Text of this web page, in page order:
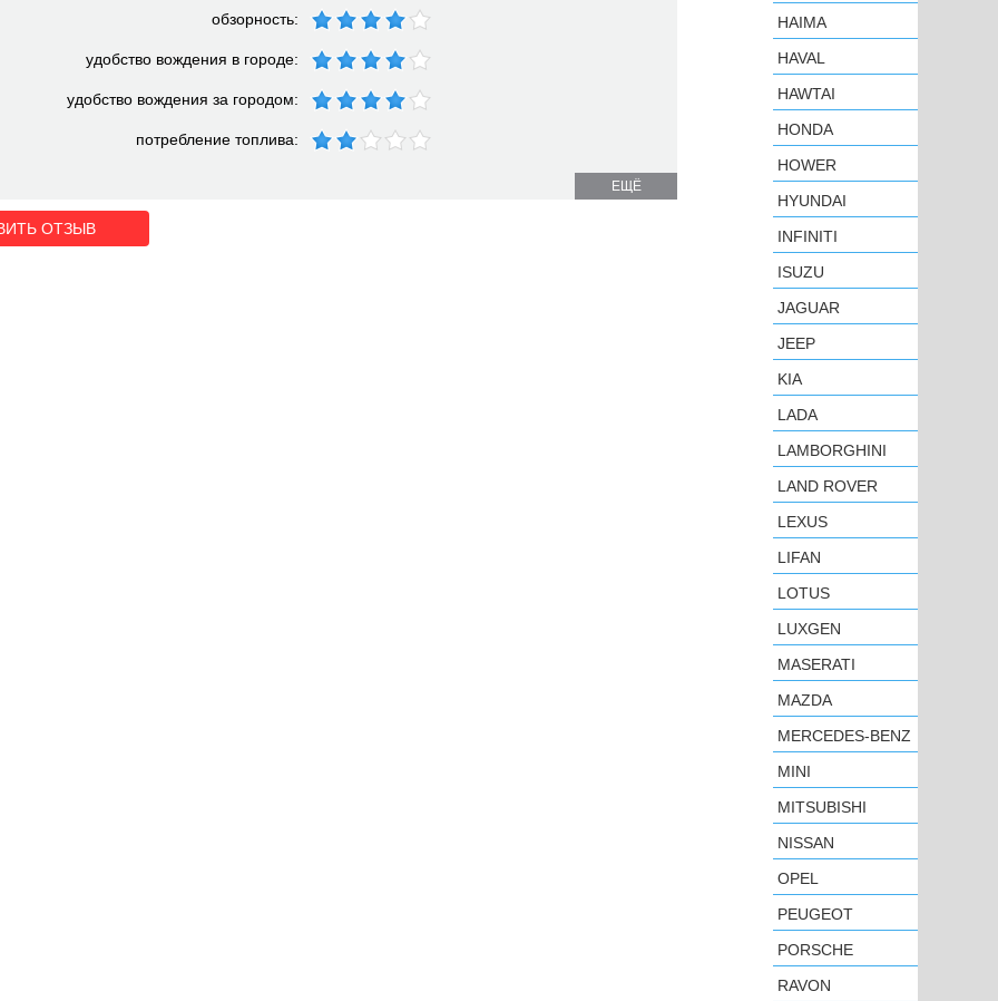
обзорность:
удобство вождения в городе:
удобство вождения за городом:
потребление топлива:
ЕЩЁ
ОТЗЫВ
HAIMA
HAVAL
HAWTAI
HONDA
HOWER
HYUNDAI
INFINITI
ISUZU
JAGUAR
JEEP
KIA
LADA
LAMBORGHINI
LAND ROVER
LEXUS
LIFAN
LOTUS
LUXGEN
MASERATI
MAZDA
MERCEDES-BENZ
MINI
MITSUBISHI
NISSAN
OPEL
PEUGEOT
PORSCHE
RAVON